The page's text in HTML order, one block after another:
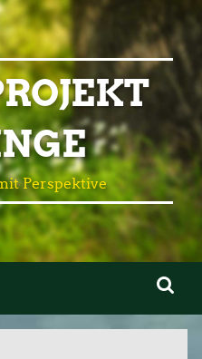
Perspektive